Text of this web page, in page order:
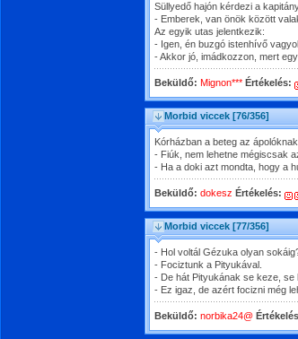
Süllyedő hajón kérdezi a
- Emberek, van önök között
Az egyik utas jelentkezik:
- Igen, én buzgó istenhívő
- Akkor jó, imádkozzon, mert
Beküldő: Mignon*** Értékelés:
Morbid viccek [76/356]
Kórházban a beteg az
- Fiúk, nem lehetne mégiscsak
- Ha a doki azt mondta, hogy a
Beküldő: dokesz Értékelés:
Morbid viccek [77/356]
- Hol voltál Gézuka olyan
- Fociztunk a Pityukával.
- De hát Pityukának se keze, se
- Ez igaz, de azért focizni még
Beküldő: norbika24@